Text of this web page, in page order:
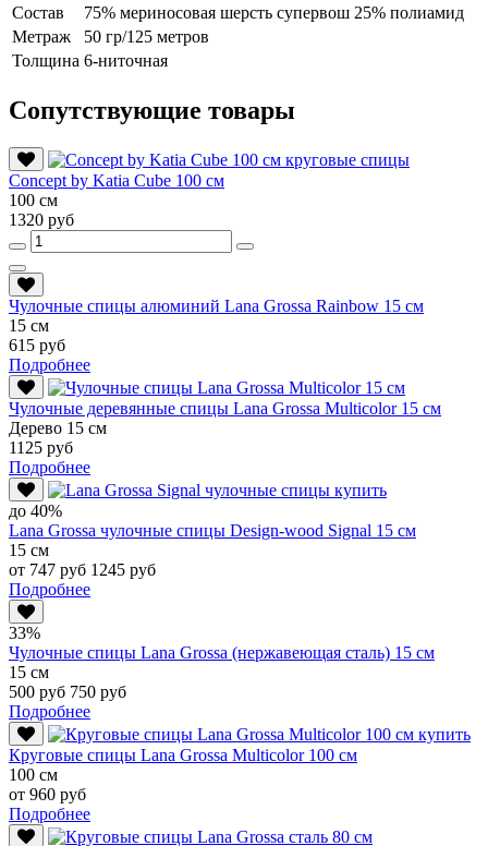
Состав
75% мериносовая шерсть супервош 25% полиамид
Метраж
50 гр/125 метров
Толщина 6-ниточная
Сопутствующие товары
Conсept by Katia Cube 100 см
100 см
1320 руб
Чулочные спицы алюминий Lana Grossa Rainbow 15 см
15 см
615 руб
Подробнее
Чулочные деревянные спицы Lana Grossa Multicolor 15 см
Дерево 15 см
1125 руб
Подробнее
до 40%
Lana Grossa чулочные спицы Design-wood Signal 15 см
15 см
от 747 руб 1245 руб
Подробнее
33%
Чулочные спицы Lana Grossa (нержавеющая сталь) 15 см
15 см
500 руб 750 руб
Подробнее
Круговые спицы Lana Grossa Multicolor 100 см
100 см
от 960 руб
Подробнее